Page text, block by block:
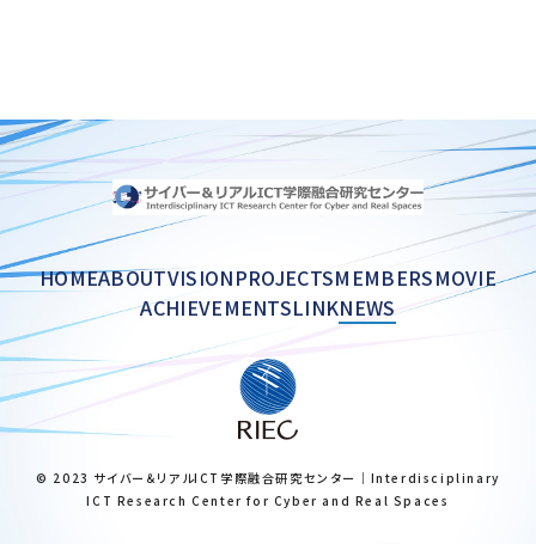
HOMEABOUTVISIONPROJECTSMEMBERSMOVIE
ACHIEVEMENTSLINKNEWS
© 2023 サイバー＆リアルICT学際融合研究センター｜Interdisciplinary
ICT Research Center for Cyber and Real Spaces